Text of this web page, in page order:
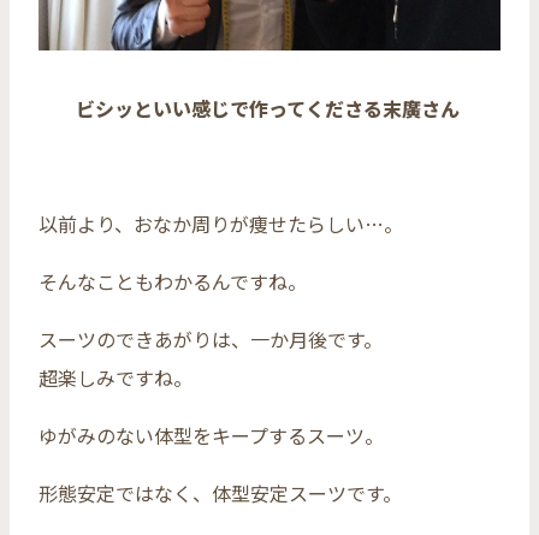
ビシッといい感じで作ってくださる末廣さん
以前より、おなか周りが痩せたらしい…。
そんなこともわかるんですね。
スーツのできあがりは、一か月後です。
超楽しみですね。
ゆがみのない体型をキープするスーツ。
形態安定ではなく、体型安定スーツです。